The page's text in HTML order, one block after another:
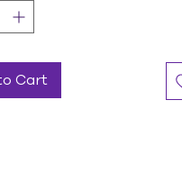
zones ultra satisfaisantes.
miniatures aux colonnes
à l’écart des écrans.
Cart